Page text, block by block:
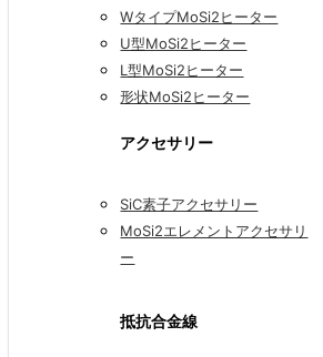
WタイプMoSi2ヒーター
U型MoSi2ヒーター
L型MoSi2ヒーター
形状MoSi2ヒーター
アクセサリー
SiC素子アクセサリー
MoSi2エレメントアクセサリ
ー
抵抗合金線